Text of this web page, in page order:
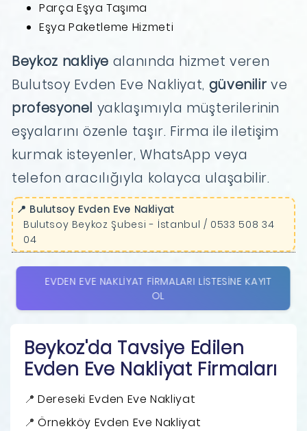
Parça Eşya Taşıma
Eşya Paketleme Hizmeti
Beykoz nakliye alanında hizmet veren
Bulutsoy Evden Eve Nakliyat, güvenilir ve
profesyonel yaklaşımıyla müşterilerinin
eşyalarını özenle taşır. Firma ile iletişim
kurmak isteyenler, WhatsApp veya
telefon aracılığıyla kolayca ulaşabilir.
📍 Bulutsoy Evden Eve Nakliyat
Bulutsoy Beykoz Şubesi - İstanbul / 0533 508 34
04
EVDEN EVE NAKLIYAT FIRMALARI LISTESINE KAYIT
OL
Beykoz'da Tavsiye Edilen
Evden Eve Nakliyat Firmaları
Dereseki Evden Eve Nakliyat
Örnekköy Evden Eve Nakliyat